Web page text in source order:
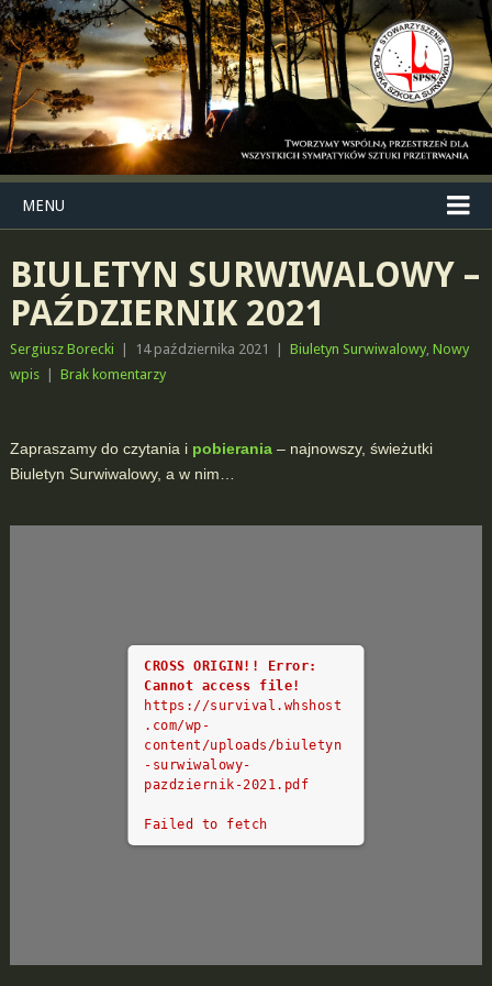
MENU
BIULETYN SURWIWALOWY –
PAŹDZIERNIK 2021
Sergiusz Borecki 14 października 2021 Biuletyn Surwiwalowy, Nowy
wpis
Brak komentarzy
Zapraszamy do czytania i pobierania– najnowszy, świeżutki
Biuletyn Surwiwalowy, a w nim…
CROSS ORIGIN!!
Error:
Cannot access file!
https://survival.whshost
.com/wp-
content/uploads/biuletyn
-surwiwalowy-
pazdziernik-2021.pdf
Failed to fetch